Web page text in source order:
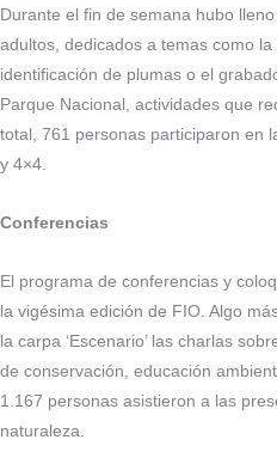
Durante el fin de semana hubo
adultos, dedicados a temas como
identificación de plumas o el
Parque Nacional, actividades que
total, 761 personas participaron en
y 4×4.
Conferencias
El programa de conferencias y
la vigésima edición de FIO. Algo
la carpa ‘Escenario’ las charlas
de conservación, educación
1.167 personas asistieron a las
naturaleza.